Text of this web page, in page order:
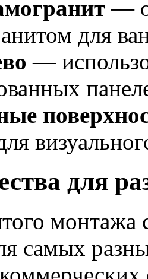
—
для
—
для
самых